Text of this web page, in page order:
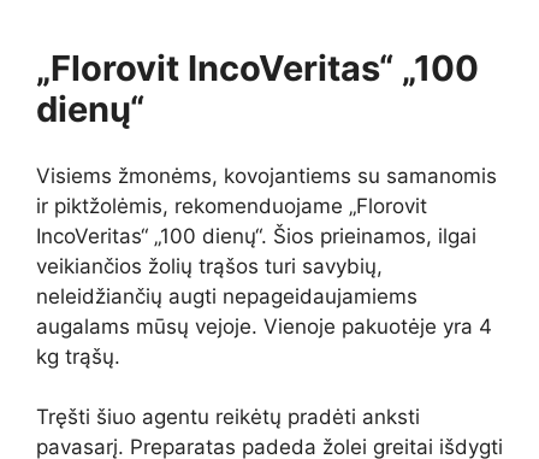
„Florovit IncoVeritas“ „100
dienų“
Visiems žmonėms, kovojantiems su samanomis
ir piktžolėmis, rekomenduojame „Florovit
IncoVeritas“ „100 dienų“. Šios prieinamos, ilgai
veikiančios žolių trąšos turi savybių,
neleidžiančių augti nepageidaujamiems
augalams mūsų vejoje. Vienoje pakuotėje yra 4
kg trąšų.
Tręšti šiuo agentu reikėtų pradėti anksti
pavasarį. Preparatas padeda žolei greitai išdygti